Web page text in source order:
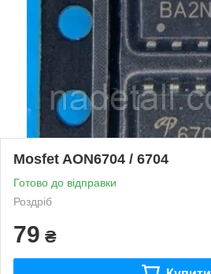
Mosfet AON6704 / 6704
Готово до відправки
Роздріб
79 ₴